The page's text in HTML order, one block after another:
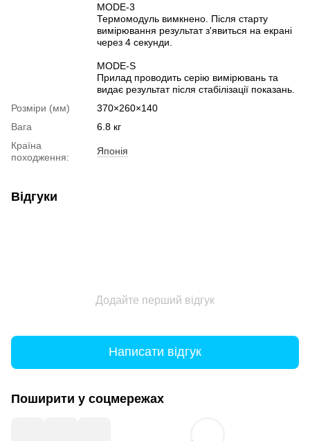
MODE-3
Термомодуль вимкнено. Після старту
вимірювання результат з'явиться на екрані
через 4 секунди.
MODE-S
Прилад проводить серію вимірювань та
видає результат після стабілізації показань.
Розміри (мм)
370×260×140
Вага
6.8 кг
Країна
походження:
Японія
Відгуки
Додайте перший відгук
Написати відгук
Поширити у соцмережах